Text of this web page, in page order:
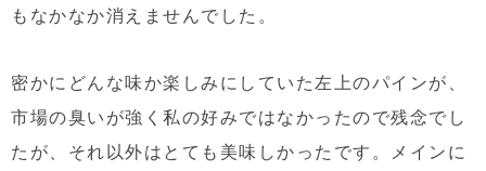
もなかなか消えませんでした。
密かにどんな味か楽しみにしていた左上のパインが、
市場の臭いが強く私の好みではなかったので残念でし
たが、それ以外はとても美味しかったです。メインに